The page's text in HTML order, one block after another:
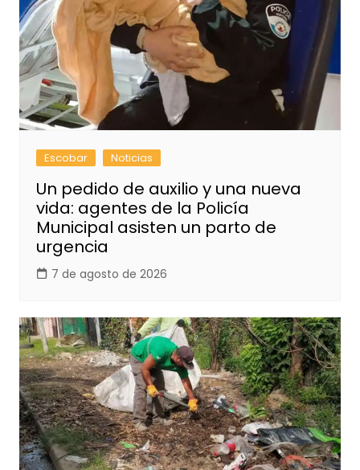
Escobar Noticias
Un pedido de auxilio y una nueva
vida: agentes de la Policía
Municipal asisten un parto de
urgencia
7 de agosto de 2026